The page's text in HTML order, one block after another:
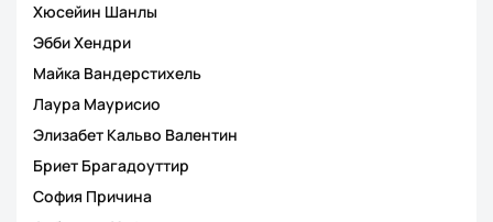
Хюсейин Шанлы
Эбби Хендри
Майка Вандерстихель
Лаура Маурисио
Элизабет Кальво Валентин
Бриет Брагадоуттир
София Причина